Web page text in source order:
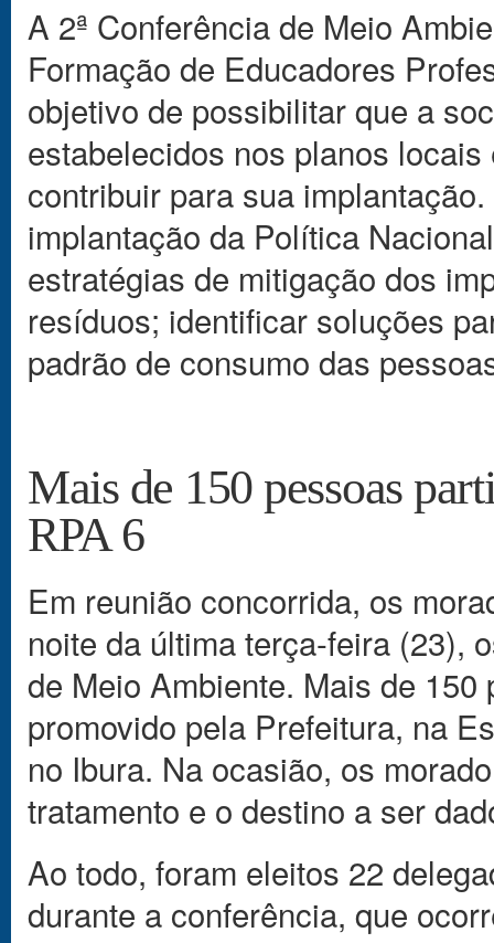
A 2ª Conferência de Meio
Formação de Educadores
objetivo de possibilitar que a
estabelecidos nos planos
contribuir para sua
implantação da Política
estratégias de mitigação dos
resíduos; identificar soluções
padrão de consumo das
Mais de 150 pessoas
RPA 6
Em reunião concorrida, os
noite da última terça-feira (23),
de Meio Ambiente. Mais de
promovido pela Prefeitura, na
no Ibura. Na ocasião, os
tratamento e o destino a ser
Ao todo, foram eleitos 22
durante a conferência, que